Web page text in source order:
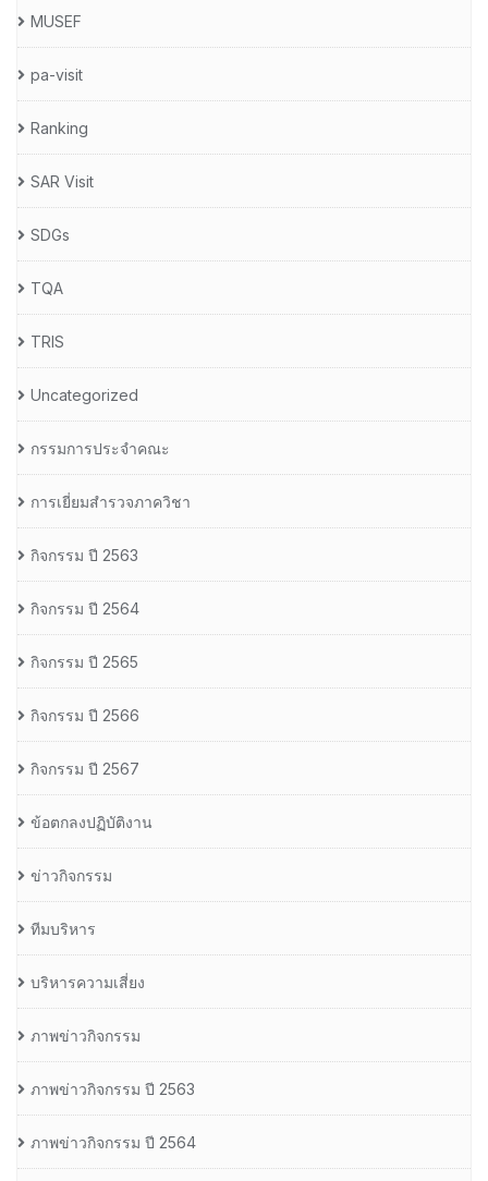
MUSEF
pa-visit
Ranking
SAR Visit
SDGs
TQA
TRIS
Uncategorized
กรรมการประจำคณะ
การเยี่ยมสำรวจภาควิชา
กิจกรรม ปี 2563
กิจกรรม ปี 2564
กิจกรรม ปี 2565
กิจกรรม ปี 2566
กิจกรรม ปี 2567
ข้อตกลงปฏิบัติงาน
ข่าวกิจกรรม
ทีมบริหาร
บริหารความเสี่ยง
ภาพข่าวกิจกรรม
ภาพข่าวกิจกรรม ปี 2563
ภาพข่าวกิจกรรม ปี 2564